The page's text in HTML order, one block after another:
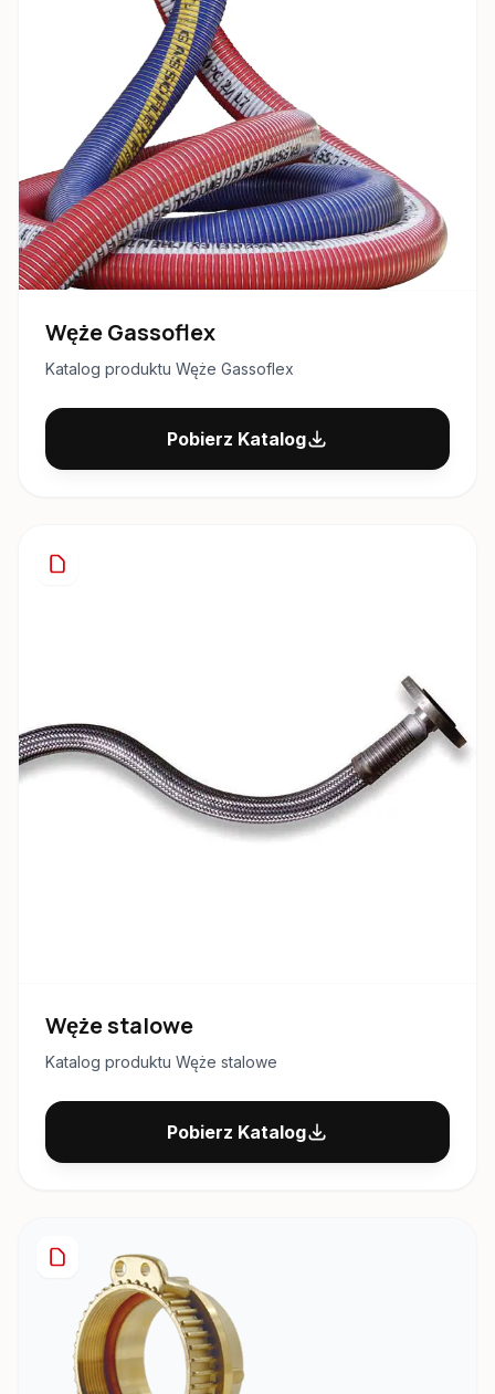
Węże Gassoflex
Katalog produktu Węże Gassoflex
Pobierz Katalog
Węże stalowe
Katalog produktu Węże stalowe
Pobierz Katalog